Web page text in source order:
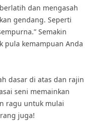
dan mengasah
gendang. Seperti
Semakin
pula kemampuan Anda
dasar di atas dan rajin
seni memainkan
ragu untuk mulai
juga!